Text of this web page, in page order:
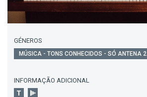
GÉNEROS
MÚSICA - TONS CONHECIDOS - SÓ ANTENA 2
INFORMAÇÃO ADICIONAL